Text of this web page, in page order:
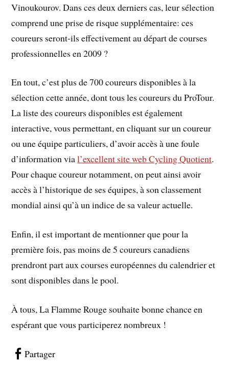
Vinoukourov. Dans ces deux derniers cas, leur sélection
comprend une prise de risque supplémentaire: ces
coureurs seront-ils effectivement au départ de courses
professionnelles en 2009 ?
En tout, c’est plus de 700 coureurs disponibles à la
sélection cette année, dont tous les coureurs du ProTour.
La liste des coureurs disponibles est également
interactive, vous permettant, en cliquant sur un coureur
ou une équipe particuliers, d’avoir accès à une foule
d’information vial’excellent site web Cycling Quotient.
Pour chaque coureur notamment, on peut ainsi avoir
accès à l’historique de ses équipes, à son classement
mondial ainsi qu’à un indice de sa valeur actuelle.
Enfin, il est important de mentionner que pour la
première fois, pas moins de 5 coureurs canadiens
prendront part aux courses européennes du calendrier et
sont disponibles dans le pool.
À tous, La Flamme Rouge souhaite bonne chance en
espérant que vous participerez nombreux !
Partager